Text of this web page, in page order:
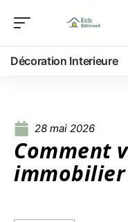
Décoration Interieure
28 mai 2026
Comment